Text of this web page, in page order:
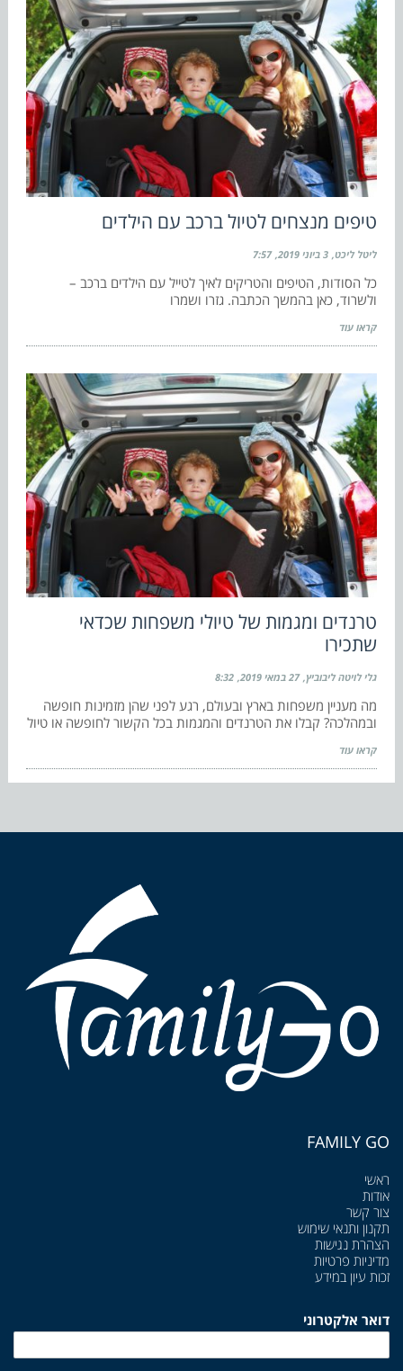
טיפים מנצחים לטיול ברכב עם הילדים
ליטל ליכט 3 ביוני 2019 7:57
כל הסודות, הטיפים והטריקים לאיך לטייל עם הילדים ברכב –
ולשרוד, כאן בהמשך הכתבה. גזרו ושמרו
קראו עוד
טרנדים ומגמות של טיולי משפחות שכדאי
שתכירו
גלי לויטה ליבוביץ 27 במאי 2019 8:32
מה מעניין משפחות בארץ ובעולם, רגע לפני שהן מזמינות חופשה
ובמהלכה? קבלו את הטרנדים והמגמות בכל הקשור לחופשה או טיול
קראו עוד
FAMILY GO
ראשי
אודות
צור קשר
תקנון ותנאי שימוש
הצהרת נגישות
מדיניות פרטיות
זכות עיון במידע
דואר אלקטרוני